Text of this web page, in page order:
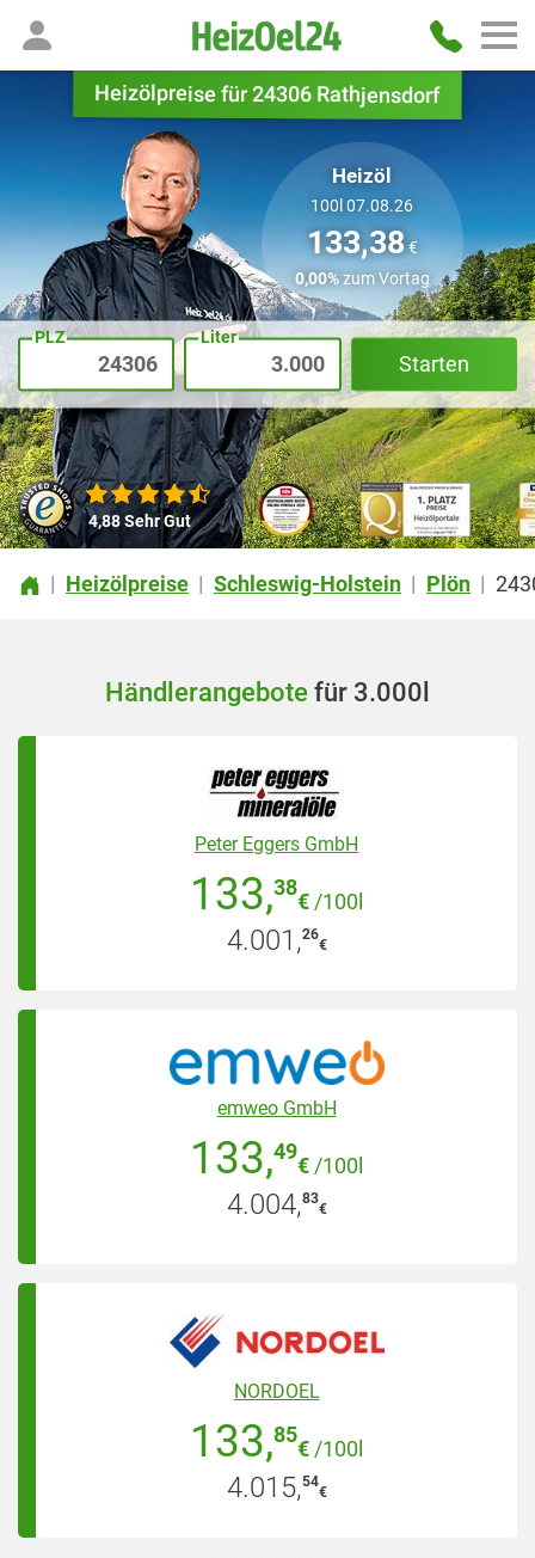
Heizölpreise für 24306 Rathjensdorf
Heizöl
100l 07.08.26
133,38 €
0,00%zum Vortag
4,88Sehr Gut
| Heizölpreise | Schleswig-Holstein | Plön |
Händlerangebotefür 3.000l
Peter Eggers GmbH
133,38
€ /100l
4.001,26
€
emweo GmbH
133,49
€ /100l
4.004,83
€
NORDOEL
133,85
€ /100l
4.015,54
€
PLZ Liter
Starten